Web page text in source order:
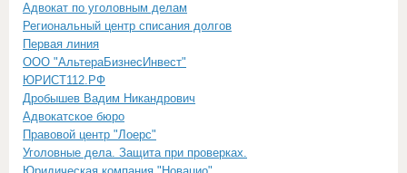
Адвокат по уголовным делам
Региональный центр списания долгов
Первая линия
ООО "АльтераБизнесИнвест"
ЮРИСТ112.РФ
Дробышев Вадим Никандрович
Адвокатское бюро
Правовой центр "Лоерс"
Уголовные дела. Защита при проверках.